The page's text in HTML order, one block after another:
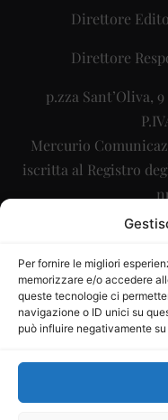
Per fornire le migliori
memorizzare e/o accedere
queste tecnologie ci
navigazione o ID unici su
può influire negativamente
Direttore
Direttore
p.zza Sant’Oliva, 9
Mercurio
iscritta al Registro
Sito gestito daLa